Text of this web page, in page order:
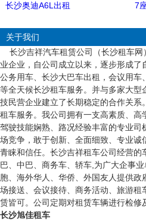
长沙奥迪A6L出租 7
关于我们
长沙吉祥汽车租赁公司（长沙租车网
业企业，自公司成立以来，逐步形成了
公务用车、长沙大巴车出租，会议用
等全天候长沙租车服务。并与多家大
技民营企业建立了长期稳定的合作关
租车服务。我公司拥有一支高素质、高
驾驶技能娴熟、路况经验丰富的专业
场竞争，敢于创新、全面细致、专业诚
青睐和信任。长沙吉祥租车公司经营
巴、中巴、商务车、轿车,为广大企事
胞、海外华人、华侨、外国友人提供
场接送、会议接待、商务活动、旅游租
赁皆可。公司定期对租赁车辆进行检修
长沙旭佳租车